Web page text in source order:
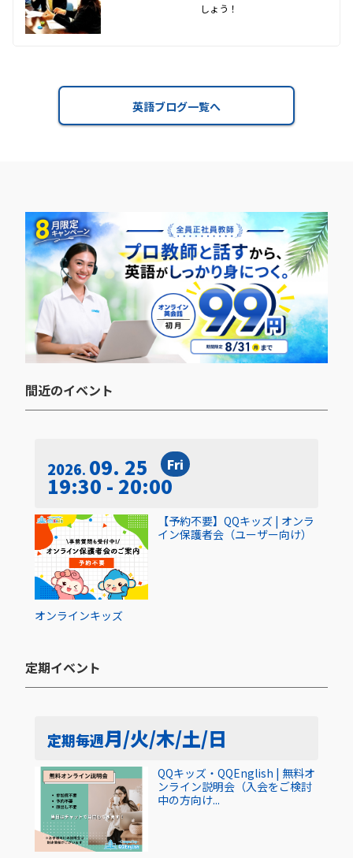
しょう！
英語ブログ一覧へ
間近のイベント​
2026 09. 25 Fri
19:30 - 20:00
オンラインキッズ
【予約不要】QQキッズ | オンラ
イン保護者会（ユーザー向け）
定期イベント​
定期毎週月/火/木/土/日
QQキッズ・QQEnglish | 無料オ
ンライン説明会（入会をご検討
中の方向け...